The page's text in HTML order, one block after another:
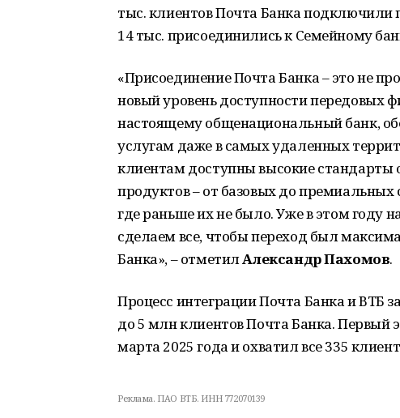
тыс. клиентов Почта Банка подключили
14 тыс. присоединились к Семейному
«Присоединение Почта Банка – это не
новый уровень доступности передовых
настоящему общенациональный банк,
услугам даже в самых удаленных
клиентам доступны высокие
продуктов – от базовых до
где раньше их не было. Уже в этом году
сделаем все, чтобы переход был
Банка», – отметилАлександр Пахомов.
Процесс интеграции Почта Банка и ВТБ
до 5 млн клиентов Почта Банка. Первый
марта 2025 года и охватил все 335
Реклама. ПАО ВТБ. ИНН 772070139